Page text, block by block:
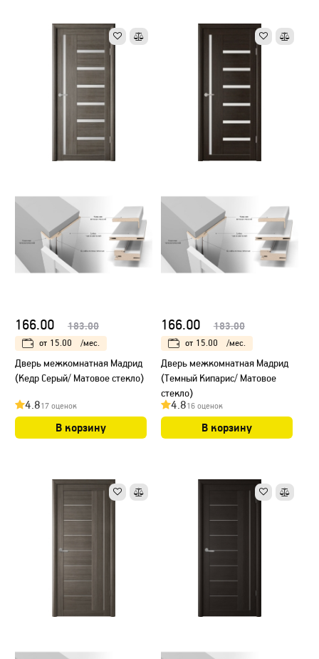
166.00 183.00
от 15.00 /мес.
Дверь межкомнатная Мадрид
(Кедр Серый/ Матовое стекло)
4.817 оценок
В корзину
166.00 183.00
от 15.00 /мес.
Дверь межкомнатная Мадрид
(Темный Кипарис/ Матовое
стекло)
4.816 оценок
В корзину